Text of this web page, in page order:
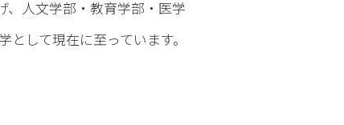
、人文学部・教育学部・医学
して現在に至っています。